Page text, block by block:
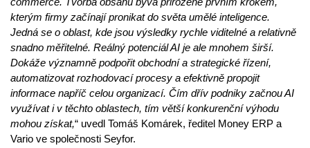
kterým firmy začínají pronikat do světa umělé inteligence.
Jedná se o oblast, kde jsou výsledky rychle viditelné a relativně
snadno měřitelné. Reálný potenciál AI je ale mnohem širší.
Dokáže významně podpořit obchodní a strategické řízení,
automatizovat rozhodovací procesy a efektivně propojit
informace napříč celou organizací. Čím dřív podniky začnou AI
využívat i v těchto oblastech, tím větší konkurenční výhodu
mohou získat,“ uvedl Tomáš Komárek, ředitel Money ERP a
Vario ve společnosti Seyfor.